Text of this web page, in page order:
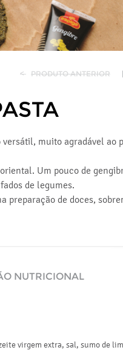
< PRODUTO ANTERIOR |
muito agradável ao
Um pouco de
de legumes.
preparação de doces,
NUTRICIONAL
virgem extra, sal, sumo de